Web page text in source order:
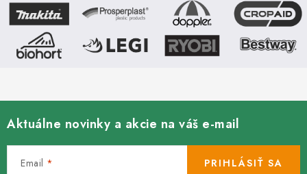
Aktuálne novinky a akcie na váš e-mail
Email PRIHLÁSIŤ SA